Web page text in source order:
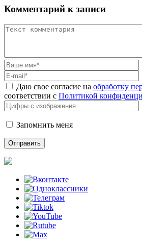
Комментарий к записи
Даю свое согласие на обработку
соответствии с Политикой
Запомнить меня